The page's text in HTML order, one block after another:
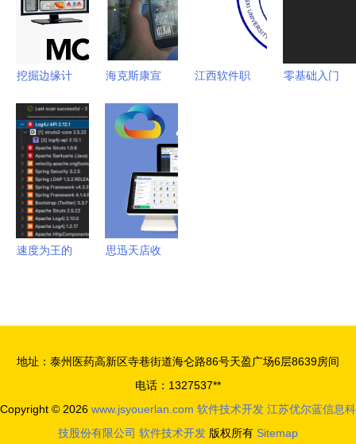
提升运营效
发展
挖掘边缘计
能 软件技
术开发的创
新路径
海克斯康宣
9000万欧
元建设智慧
工厂，推动
软件技术跨
越式升级
江西软件职
零基础入门
速度为王的
思迅天店收
方案
地址：泰州医药高新区寺巷街道海仑路86号天盈广场6层8639房间
电话：1327537**
Copyright © 2026 www.jsyouerlan.com 软件技术开发 江苏优尔蓝信息科
技股份有限公司 软件技术开发 版权所有 Sitemap